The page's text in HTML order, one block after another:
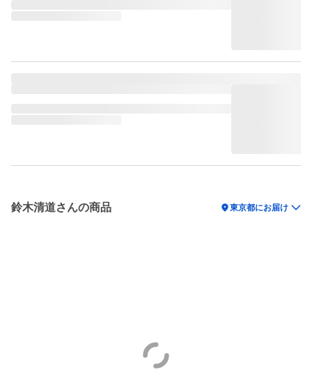
鈴木清道さんの商品 location_on東京都にお届け